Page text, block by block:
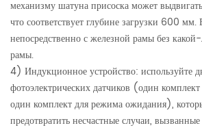
механизму шатуна присоска может
что соответствует глубине загрузки 600
непосредственно с железной рамы без
рамы.
4) Индукционное устройство: используйте
фотоэлектрических датчиков (один
один комплект для режима ожидания),
предотвратить несчастные случаи,